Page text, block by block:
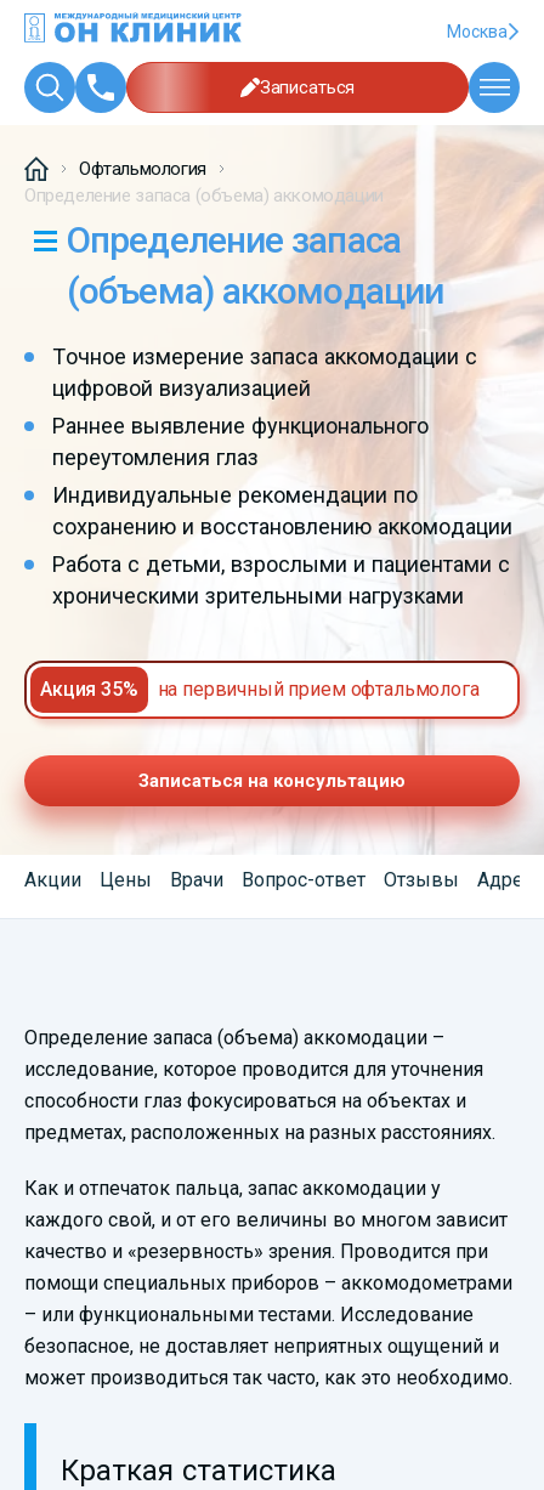
Москва
Записаться
Офтальмология
Определение запаса (объема) аккомодации
Определение запаса
(объема) аккомодации
Точное измерение запаса аккомодации с
цифровой визуализацией
Раннее выявление функционального
переутомления глаз
Индивидуальные рекомендации по
сохранению и восстановлению аккомодации
Работа с детьми, взрослыми и пациентами с
хроническими зрительными нагрузками
Акция 35% на первичный прием офтальмолога
Записаться на консультацию
Акции Цены Врачи Вопрос-ответ Отзывы
Смотреть
видеопрезентацию
Определение запаса (объема) аккомодации –
исследование, которое проводится для уточнения
способности глаз фокусироваться на объектах и
предметах, расположенных на разных расстояниях.
Как и отпечаток пальца, запас аккомодации у
каждого свой, и от его величины во многом зависит
качество и «резервность» зрения. Проводится при
помощи специальных приборов – аккомодометрами
– или функциональными тестами. Исследование
безопасное, не доставляет неприятных ощущений и
может производиться так часто, как это необходимо.
Краткая статистика